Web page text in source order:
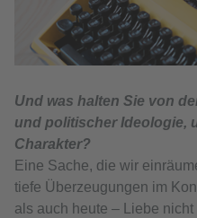
Und was halten Sie von
und politischer Ideologie,
Charakter?
Eine Sache, die wir
tiefe Überzeugungen im
als auch heute – Liebe